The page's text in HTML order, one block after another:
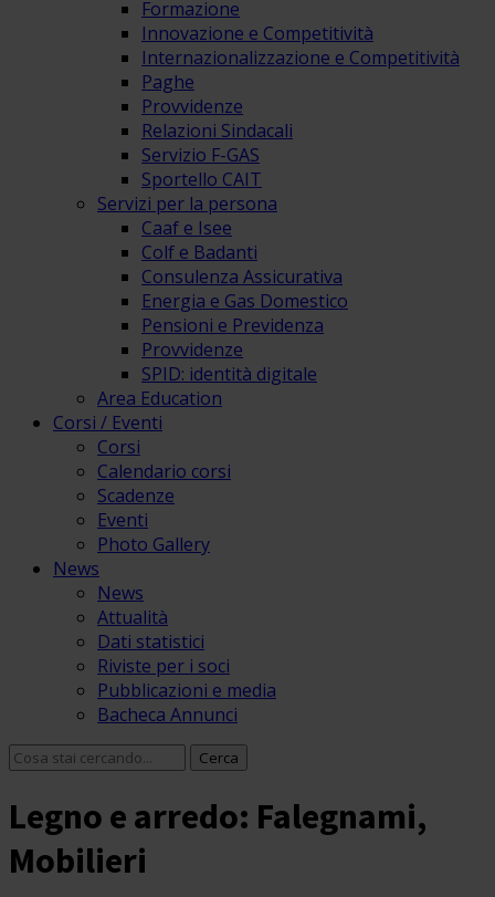
Formazione
Innovazione e Competitività
Internazionalizzazione e Competitività
Paghe
Provvidenze
Relazioni Sindacali
Servizio F-GAS
Sportello CAIT
Servizi per la persona
Caaf e Isee
Colf e Badanti
Consulenza Assicurativa
Energia e Gas Domestico
Pensioni e Previdenza
Provvidenze
SPID: identità digitale
Area Education
Corsi / Eventi
Corsi
Calendario corsi
Scadenze
Eventi
Photo Gallery
News
News
Attualità
Dati statistici
Riviste per i soci
Pubblicazioni e media
Bacheca Annunci
Legno e arredo: Falegnami,
Mobilieri